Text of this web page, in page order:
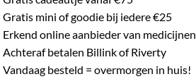
Gratis mini of goodie bij iedere €25
Erkend online aanbieder van medicijnen
Achteraf betalen Billink of Riverty
Vandaag besteld = overmorgen in huis!